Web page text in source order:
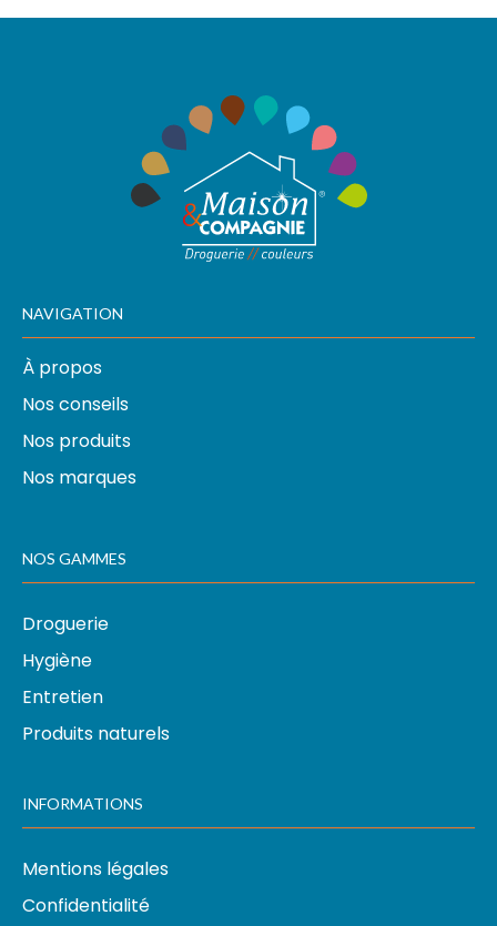
NAVIGATION
À propos
Nos conseils
Nos produits
Nos marques
NOS GAMMES
Droguerie
Hygiène
Entretien
Produits naturels
INFORMATIONS
Mentions légales
Confidentialité